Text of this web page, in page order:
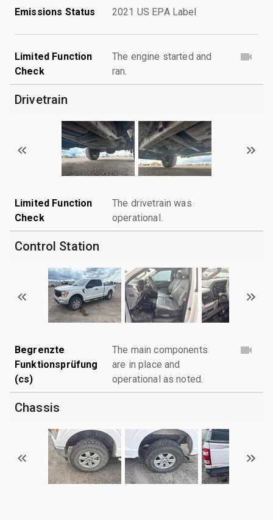
Emissions Status 2021 US EPA Label
Limited Function
Check
The engine started and
ran.
Drivetrain
Limited Function
Check
The drivetrain was
operational.
Control Station
Begrenzte
Funktionsprüfung
(cs)
The main components
are in place and
operational as noted.
Chassis